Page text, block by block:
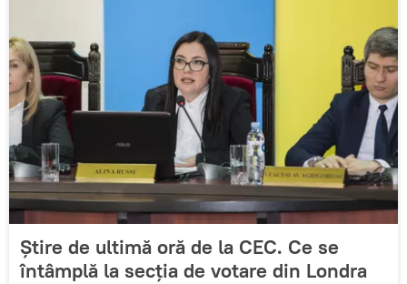
Știre de ultimă oră de la CEC. Ce se
întâmplă la secția de votare din Londra